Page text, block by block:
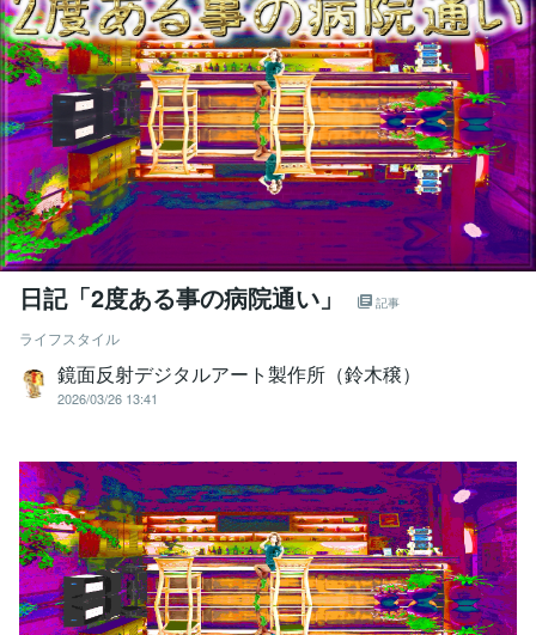
日記「2度ある事の病院通い」 記事
ライフスタイル
鏡面反射デジタルアート製作所（鈴木穣）
2026/03/26 13:41